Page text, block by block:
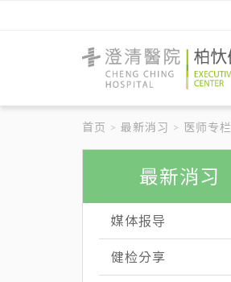
清
醫
院
柏
首页 最新消习 医师专栏
最新消习
媒体报导
健检分享